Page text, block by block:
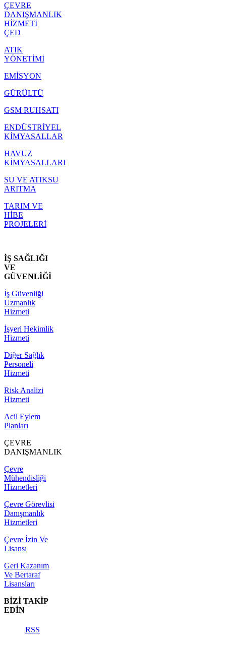
ÇEVRE
DANIŞMANLIK
HİZMETİ
ÇED
ATIK
YÖNETİMİ
EMİSYON
GÜRÜLTÜ
GSM RUHSATI
ENDÜSTRİYEL
KİMYASALLAR
HAVUZ
KİMYASALLARI
SU VE ATIKSU
ARITMA
TARIM VE
HİBE
PROJELERİ
İŞ SAĞLIĞI
VE
GÜVENLİĞİ
İş Güvenliği
Uzmanlık
Hizmeti
İşyeri Hekimlik
Hizmeti
Diğer Sağlık
Personeli
Hizmeti
Risk Analizi
Hizmeti
Acil Eylem
Planları
ÇEVRE
DANIŞMANLIK
Çevre
Mühendisliği
Hizmetleri
Çevre Görevlisi
Danışmanlık
Hizmetleri
Çevre İzin Ve
Lisansı
Geri Kazanım
Ve Bertaraf
Lisansları
BİZİ TAKİP
EDİN
RSS